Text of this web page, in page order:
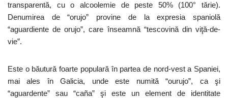
transparentă, cu o alcoolemie de peste 50% (100° tărie).
Denumirea de “orujo” provine de la expresia spaniolă
“aguardiente de orujo”, care înseamnă “tescovină din viţă-de-
vie”.
Este o băutură foarte populară în partea de nord-vest a Spaniei,
mai ales în Galicia, unde este numită “ourujo”, ca şi
“aguardente” sau “caña” şi este un element de identitate